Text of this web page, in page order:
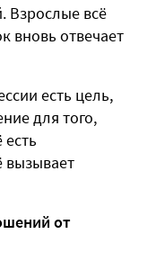
Взрослые всё
вновь отвечает
есть цель,
для того,
вызывает
от